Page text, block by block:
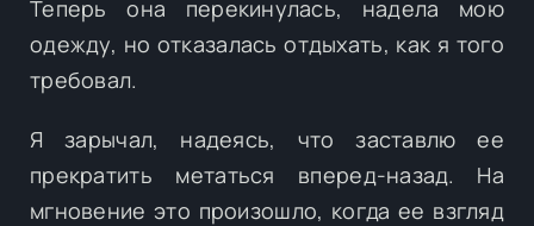
Теперь она перекинулась, надела мою
одежду, но отказалась отдыхать, как я того
требовал.
Я зарычал, надеясь, что заставлю ее
прекратить метаться вперед-назад. На
мгновение это произошло, когда ее взгляд